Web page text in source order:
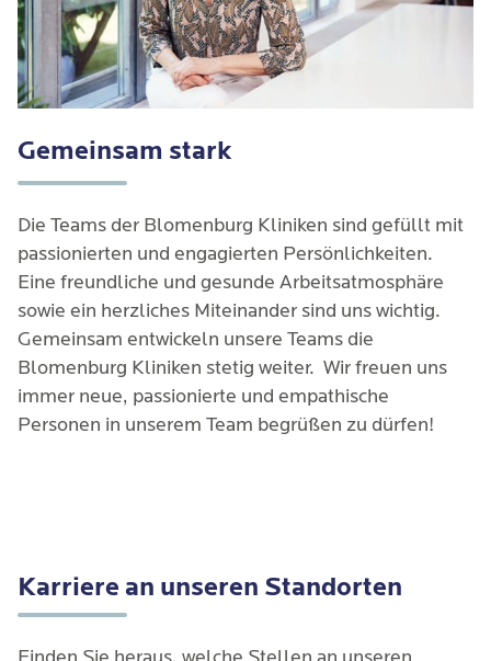
Gemeinsam stark
Die Teams der Blomenburg Kliniken sind gefüllt mit
passionierten und engagierten Persönlichkeiten.
Eine freundliche und gesunde Arbeitsatmosphäre
sowie ein herzliches Miteinander sind uns wichtig.
Gemeinsam entwickeln unsere Teams die
Blomenburg Kliniken stetig weiter. Wir freuen uns
immer neue, passionierte und empathische
Personen in unserem Team begrüßen zu dürfen!
Karriere an unseren Standorten